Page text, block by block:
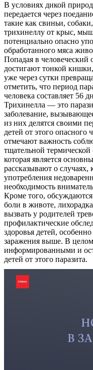
В условиях дикой
передается через
такие как свиньи,
трихинеллу от крыс,
потенциально опасно
обработанного мяса
Попадая в
достигают тонкой
уже через сутки
отметить, что период
человека составляет 56
Трихинелла — это
заболевание,
из них делятся своими
детей от этого
отмечают важность
тщательной
которая является
рассказывают о случаях,
употребления
необходимость
Кроме того,
боли в животе,
вызвать у родителей
профилактические
здоровья детей,
заражения выше. В
информированными и
детей от этого паразита.